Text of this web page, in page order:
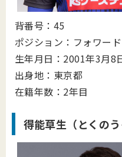
背番号：45
ポジション：フォワード
生年月日：2001年3月8
出身地：東京都
在籍年数：2年目
得能草生（とくの